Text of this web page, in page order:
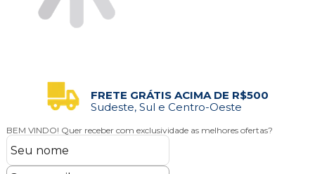
FRETE GRÁTIS ACIMA DE R$500
Sudeste, Sul e Centro-Oeste
BEM VINDO! Quer receber com exclusividade as melhores ofertas?